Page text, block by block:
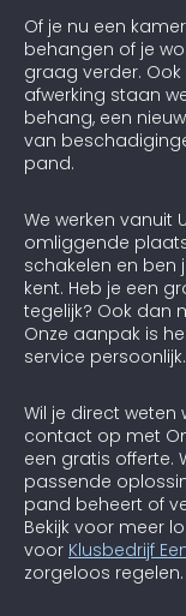
Of je nu een
behangen of je
graag verder.
afwerking staan
behang, een
van
pand.
We werken vanuit
omliggende
schakelen en ben
kent. Heb je een
tegelijk? Ook dan
Onze aanpak is
service persoonlijk.
Wil je direct
contact op met
een gratis offerte.
passende
pand beheert of
Bekijk voor meer
voor Klusbedrijf
zorgeloos regelen.